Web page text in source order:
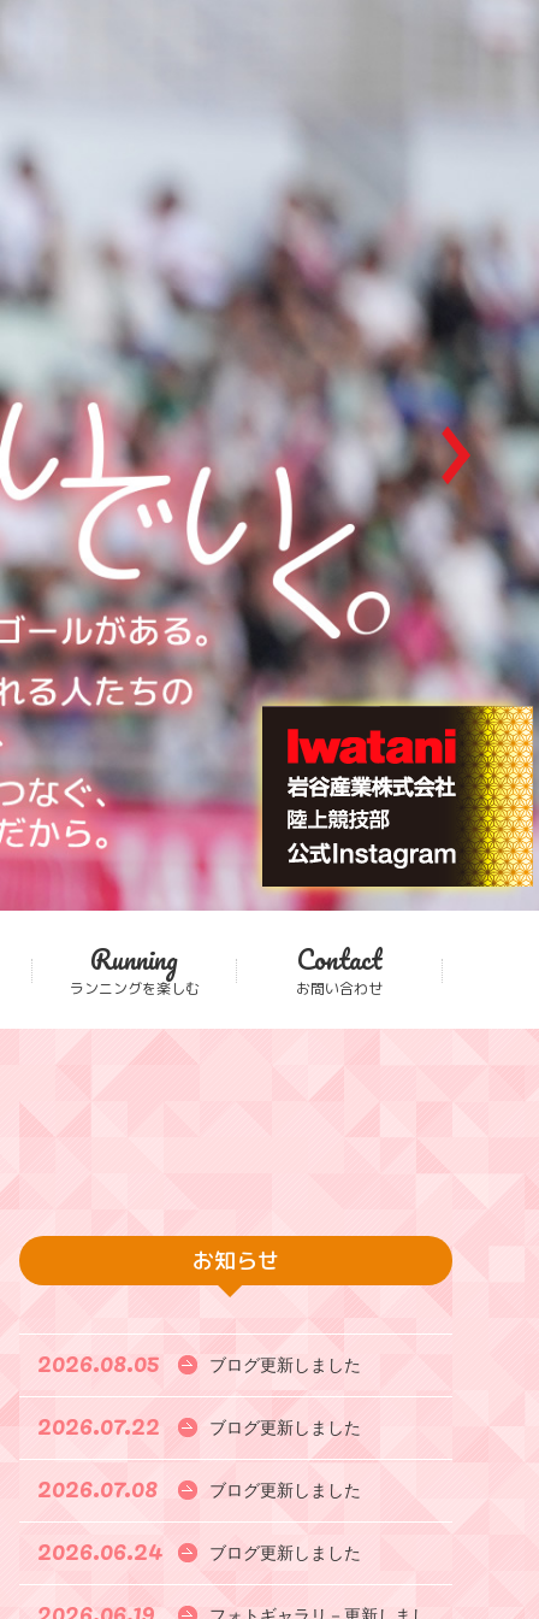
Running
ランニングを楽しむ
Contact
お問い合わせ
お知らせ
2026.08.05 ブログ更新しました
2026.07.22 ブログ更新しました
2026.07.08 ブログ更新しました
2026.06.24 ブログ更新しました